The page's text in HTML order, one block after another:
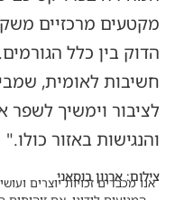
מקטעים מרכזיים
הדוק בין כלל
חשיבות לאומית,
לציבור וימשיך
והנגישות באזור כולו."
צילום: ארנון בוסאני
אנו מכבדים זכויות יוצרים